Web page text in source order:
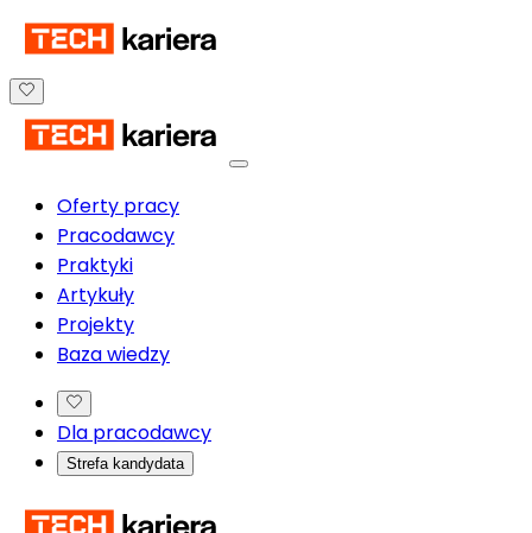
Oferty pracy
Pracodawcy
Praktyki
Artykuły
Projekty
Baza wiedzy
Dla pracodawcy
Strefa kandydata